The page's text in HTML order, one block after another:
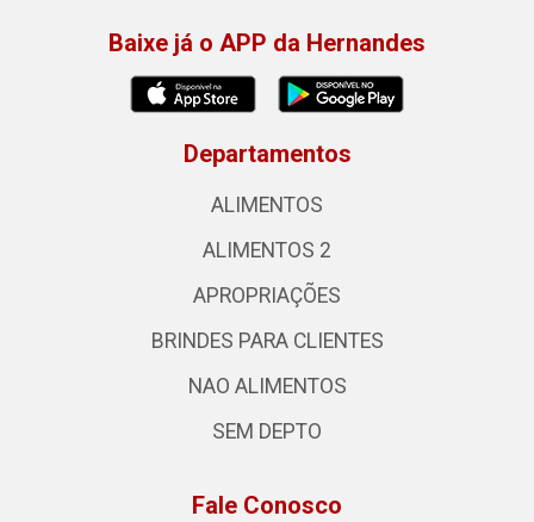
Baixe já o APP da Hernandes
Departamentos
ALIMENTOS
ALIMENTOS 2
APROPRIAÇÕES
BRINDES PARA CLIENTES
NAO ALIMENTOS
SEM DEPTO
Fale Conosco